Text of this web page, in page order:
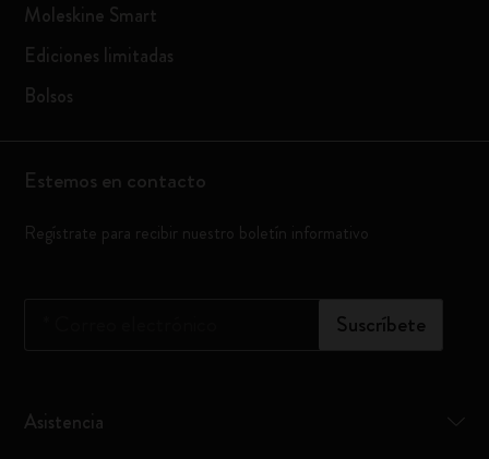
Moleskine Smart
Ediciones limitadas
Bolsos
Estemos en contacto
Regístrate para recibir nuestro boletín informativo
Suscríbete
Asistencia